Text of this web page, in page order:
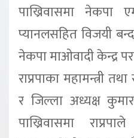
पाख्रिवासमा
प्यानलसहित विजयी
नेकपा माओवादी केन्द्र
राप्रपाका महामन्त्री
र जिल्ला अध्यक्ष
पाख्रिवासमा